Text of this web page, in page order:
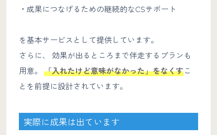
・成果につなげるための継続的なCSサポート
を基本サービスとして提供しています。
さらに、 効果が出るところまで伴走するプランも
用意。 「入れたけど意味がなかった」をなくすこ
とを前提に設計されています。
実際に成果は出ています